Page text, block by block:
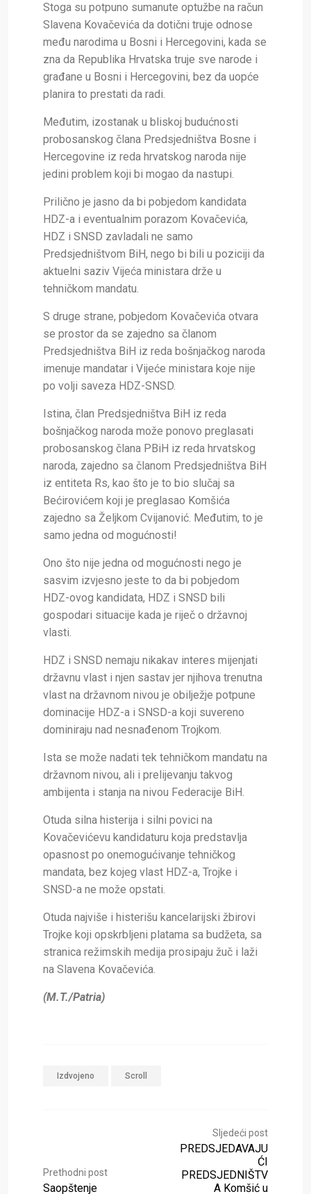
Stoga su potpuno sumanute optužbe na račun
Slavena Kovačevića da dotični truje odnose
među narodima u Bosni i Hercegovini, kada se
zna da Republika Hrvatska truje sve narode i
građane u Bosni i Hercegovini, bez da uopće
planira to prestati da radi.
Međutim, izostanak u bliskoj budućnosti
probosanskog člana Predsjedništva Bosne i
Hercegovine iz reda hrvatskog naroda nije
jedini problem koji bi mogao da nastupi.
Prilično je jasno da bi pobjedom kandidata
HDZ-a i eventualnim porazom Kovačevića,
HDZ i SNSD zavladali ne samo
Predsjedništvom BiH, nego bi bili u poziciji da
aktuelni saziv Vijeća ministara drže u
tehničkom mandatu.
S druge strane, pobjedom Kovačevića otvara
se prostor da se zajedno sa članom
Predsjedništva BiH iz reda bošnjačkog naroda
imenuje mandatar i Vijeće ministara koje nije
po volji saveza HDZ-SNSD.
Istina, član Predsjedništva BiH iz reda
bošnjačkog naroda može ponovo preglasati
probosanskog člana PBiH iz reda hrvatskog
naroda, zajedno sa članom Predsjedništva BiH
iz entiteta Rs, kao što je to bio slučaj sa
Bećirovićem koji je preglasao Komšića
zajedno sa Željkom Cvijanović. Međutim, to je
samo jedna od mogućnosti!
Ono što nije jedna od mogućnosti nego je
sasvim izvjesno jeste to da bi pobjedom
HDZ-ovog kandidata, HDZ i SNSD bili
gospodari situacije kada je riječ o državnoj
vlasti.
HDZ i SNSD nemaju nikakav interes mijenjati
državnu vlast i njen sastav jer njihova trenutna
vlast na državnom nivou je obilježje potpune
dominacije HDZ-a i SNSD-a koji suvereno
dominiraju nad nesnađenom Trojkom.
Ista se može nadati tek tehničkom mandatu na
državnom nivou, ali i prelijevanju takvog
ambijenta i stanja na nivou Federacije BiH.
Otuda silna histerija i silni povici na
Kovačevićevu kandidaturu koja predstavlja
opasnost po onemogućivanje tehničkog
mandata, bez kojeg vlast HDZ-a, Trojke i
SNSD-a ne može opstati.
Otuda najviše i histerišu kancelarijski žbirovi
Trojke koji opskrbljeni platama sa budžeta, sa
stranica režimskih medija prosipaju žuč i laži
na Slavena Kovačevića.
(M.T./Patria)
Izdvojeno Scroll
Prethodni post
Saopštenje
Sljedeći post
PREDSJEDAVAJU
ĆI
PREDSJEDNIŠTV
A Komšić u